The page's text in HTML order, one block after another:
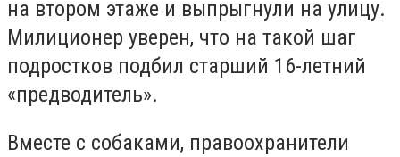
на втором этаже и выпрыгнули на улицу.
Милиционер уверен, что на такой шаг
подростков подбил старший 16-летний
«предводитель».
Вместе с собаками, правоохранители